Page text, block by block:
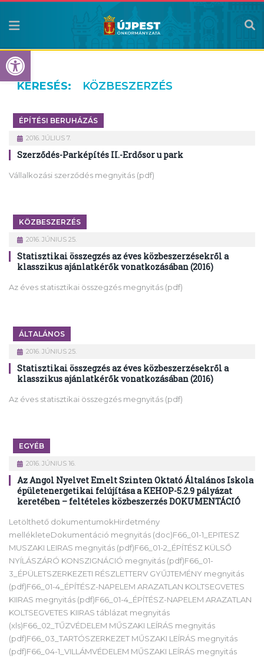
Eszköztár megnyitása
KERESÉS: KÖZBESZERZÉS
ÉPÍTÉSI BERUHÁZÁS
2016. JÚLIUS 7.
Szerződés-Parképítés II.-Erdősor u park
Vállalkozási szerződés megnyitás (pdf)
KÖZBESZERZÉS
2016. JÚNIUS 25.
Statisztikai összegzés az éves közbeszerzésekről a
klasszikus ajánlatkérők vonatkozásában (2016)
Az éves statisztikai összegzés megnyitás (pdf)
ÁLTALÁNOS
2016. JÚNIUS 25.
Statisztikai összegzés az éves közbeszerzésekről a
klasszikus ajánlatkérők vonatkozásában (2016)
Az éves statisztikai összegzés megnyitás (pdf)
EGYÉB
2016. JÚNIUS 16.
Az Angol Nyelvet Emelt Szinten Oktató Általános Iskola
épületenergetikai felújítása a KEHOP-5.2.9 pályázat
keretében – feltételes közbeszerzés DOKUMENTÁCIÓ
Letölthető dokumentumokHirdetmény
mellékleteDokumentáció megnyitás (doc)F66_01-1_EPITESZ
MUSZAKI LEIRAS megnyitás (pdf)F66_01-2_ÉPÍTÉSZ KÜLSŐ
NYÍLÁSZÁRÓ KONSZIGNÁCIÓ megnyitás (pdf)F66_01-
3_ÉPÜLETSZERKEZETI RÉSZLETTERV GYŰJTEMÉNY megnyitás
(pdf)F66_01-4_ÉPÍTÉSZ-NAPELEM ARAZATLAN KOLTSEGVETES
KIIRAS megnyitás (pdf)F66_01-4_ÉPÍTÉSZ-NAPELEM ARAZATLAN
KOLTSEGVETES KIIRAS táblázat megnyitás
(xls)F66_02_TŰZVÉDELEM MŰSZAKI LEÍRÁS megnyitás
(pdf)F66_03_TARTÓSZERKEZET MŰSZAKI LEÍRÁS megnyitás
(pdf)F66_04-1_VILLÁMVÉDELEM MŰSZAKI LEÍRÁS megnyitás